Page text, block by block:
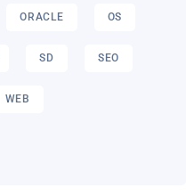
ORACLE OS
SD SEO
WEB